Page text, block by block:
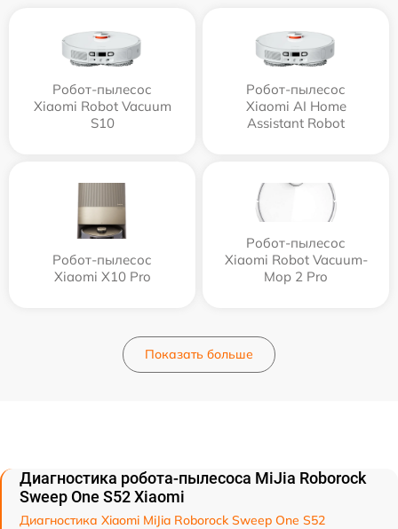
Робот-пылесос
Xiaomi Robot Vacuum
S10
Робот-пылесос
Xiaomi AI Home
Assistant Robot
Робот-пылесос
Xiaomi X10 Pro
Робот-пылесос
Xiaomi Robot Vacuum-
Mop 2 Pro
Показать больше
Диагностика робота-пылесоса MiJia Roborock
Sweep One S52 Xiaomi
Диагностика Xiaomi MiJia Roborock Sweep One S52